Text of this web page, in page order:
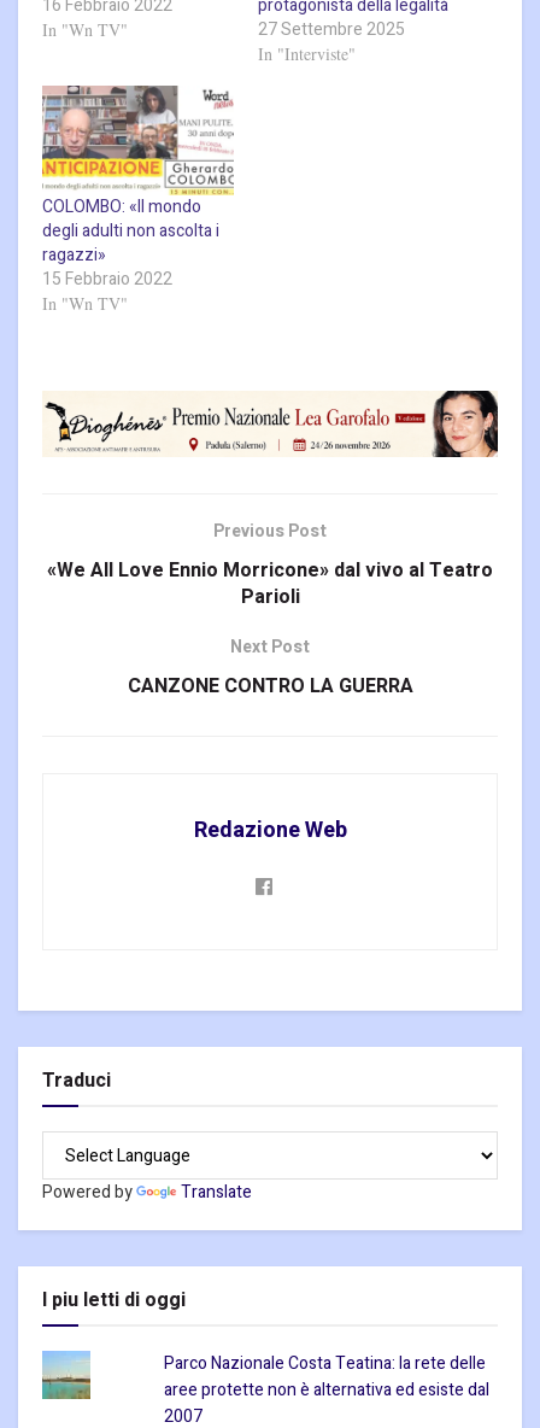
16 Febbraio 2022
In "Wn TV"
protagonista della legalità
27 Settembre 2025
In "Interviste"
COLOMBO: «Il mondo
degli adulti non ascolta i
ragazzi»
15 Febbraio 2022
In "Wn TV"
Previous Post
«We All Love Ennio Morricone» dal vivo al Teatro
Parioli
Next Post
CANZONE CONTRO LA GUERRA
Redazione Web
Traduci
Powered by Translate
I piu letti di oggi
Parco Nazionale Costa Teatina: la rete delle
aree protette non è alternativa ed esiste dal
2007